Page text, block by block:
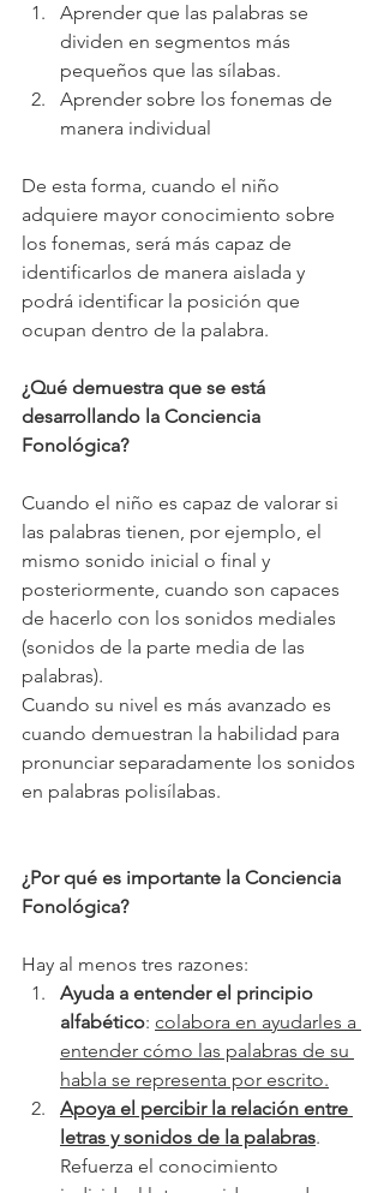
Aprender que las palabras se
dividen en segmentos más
pequeños que las sílabas.
Aprender sobre los fonemas de
manera individual
De esta forma, cuando el niño
adquiere mayor conocimiento sobre
los fonemas, será más capaz de
identificarlos de manera aislada y
podrá identificar la posición que
ocupan dentro de la palabra.
¿Qué demuestra que se está
desarrollando la Conciencia
Fonológica?
Cuando el niño es capaz de valorar si
las palabras tienen, por ejemplo, el
mismo sonido inicial o final y
posteriormente, cuando son capaces
de hacerlo con los sonidos mediales
(sonidos de la parte media de las
palabras).
Cuando su nivel es más avanzado es
cuando demuestran la habilidad para
pronunciar separadamente los sonidos
en palabras polisílabas.
¿Por qué es importante la Conciencia
Fonológica?
Hay al menos tres razones:
Ayuda a entender el principio
alfabético: colabora en ayudarles a
entender cómo las palabras de su
habla se representa por escrito.
Apoya el percibir la relación entre
letras y sonidos de la palabras.
Refuerza el conocimiento